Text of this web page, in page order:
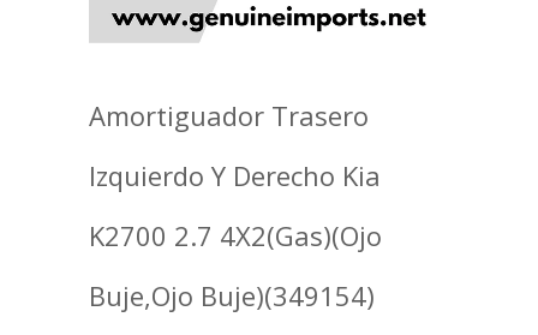
Amortiguador Trasero
Izquierdo Y Derecho Kia
K2700 2.7 4X2(Gas)(Ojo
Buje,Ojo Buje)(349154)